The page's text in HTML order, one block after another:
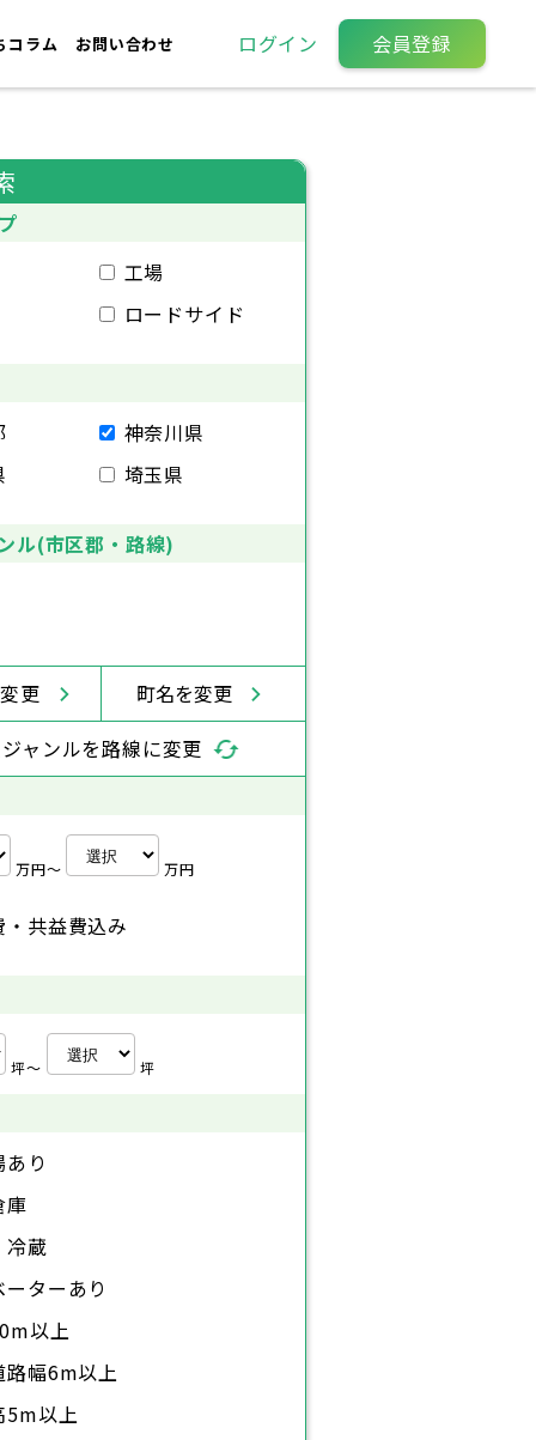
コラム お問い合わせ ログイン 会員登録
工場
ロードサイド
神奈川県
埼玉県
ル(市区郡・路線)
更
町名を変更
ャンルを路線に変更
万円〜 万円
・共益費込み
坪〜 坪
り
庫
冷蔵
ターあり
以上
路幅6m以上
5m以上